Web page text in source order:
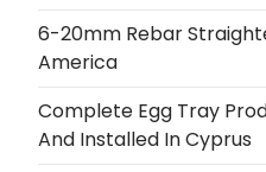
6-20mm Rebar
America
Complete Egg Tray
And Installed In Cyprus